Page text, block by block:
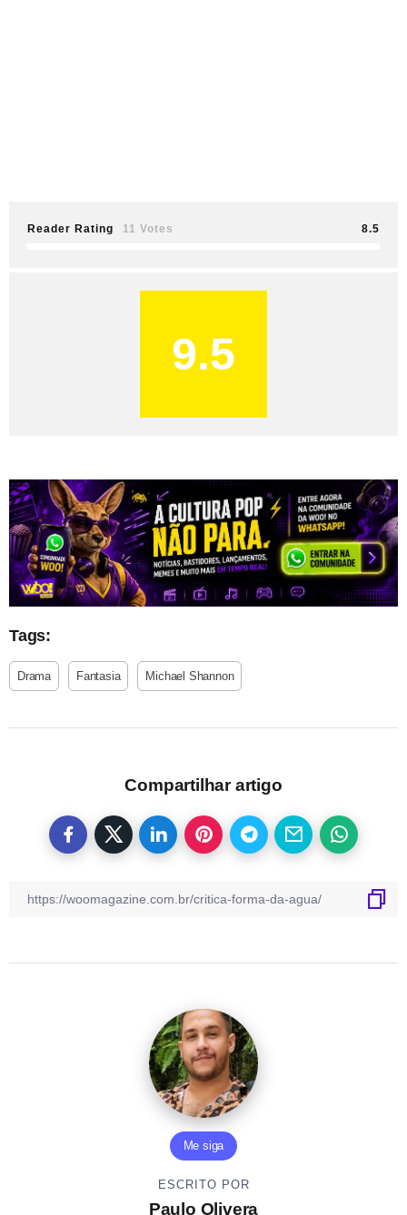
Reader Rating 11 Votes 8.5
9.5
Tags:
Drama Fantasia Michael Shannon
Compartilhar artigo
Me siga
ESCRITO POR
Paulo Olivera